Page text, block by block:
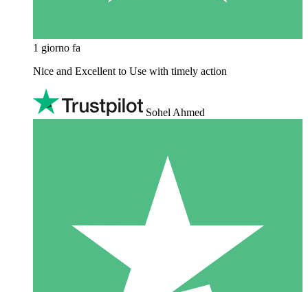
1 giorno fa
Nice and Excellent to Use with timely action
Sohel Ahmed